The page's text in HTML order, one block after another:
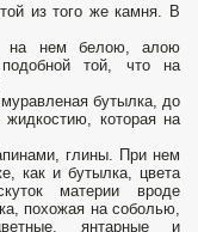
из того же камня. В
на нем белою, алою
той, что на
бутылка, до
которая на
глины. При нем
как и бутылка, цвета
материи вроде
похожая на соболью,
янтарные и